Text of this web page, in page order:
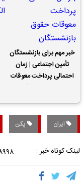
خبر مهم برای بازنشستگان
تأمین اجتماعی | زمان
احتمالی پرداخت معوقات
ایران پکن
لینک کوتاه خبر :